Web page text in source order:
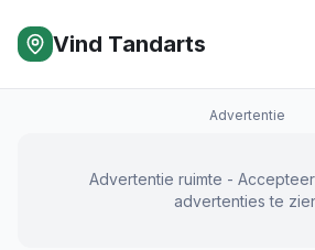
Vind Tandarts
Advertentie
Advertentie ruimte -
advertenties te